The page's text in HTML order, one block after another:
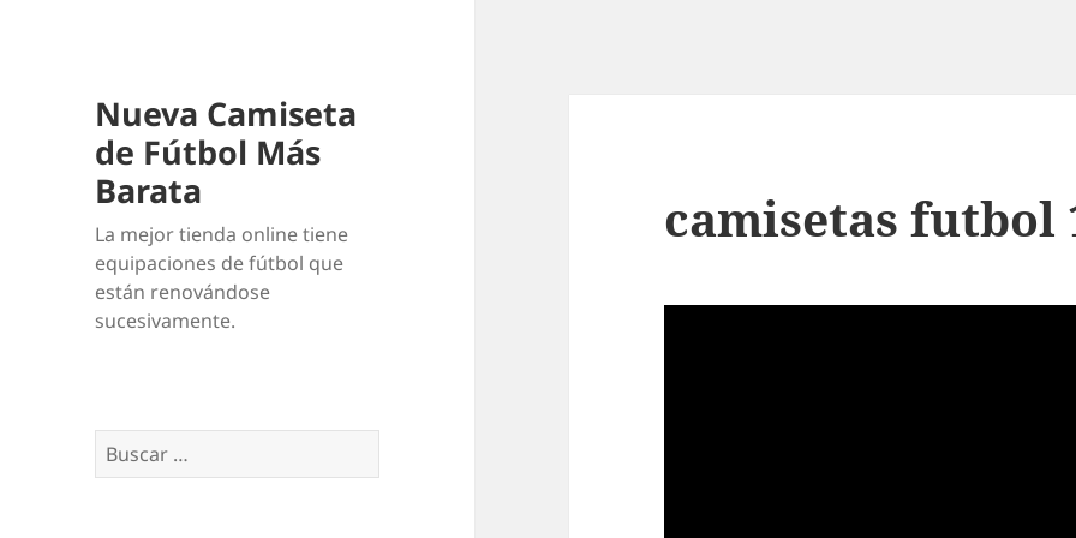
Nueva Camiseta
de Fútbol Más
Barata
La mejor tienda online tiene
equipaciones de fútbol que
están renovándose
sucesivamente.
Buscar:
camisetas futbol